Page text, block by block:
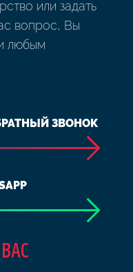
или задать
вопрос, Вы
любым
ЗВОНОК